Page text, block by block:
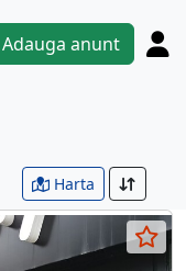
Adauga anunt
Harta